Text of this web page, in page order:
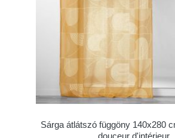
Sárga átlátszó függöny 140x280
douceur d'intérieur